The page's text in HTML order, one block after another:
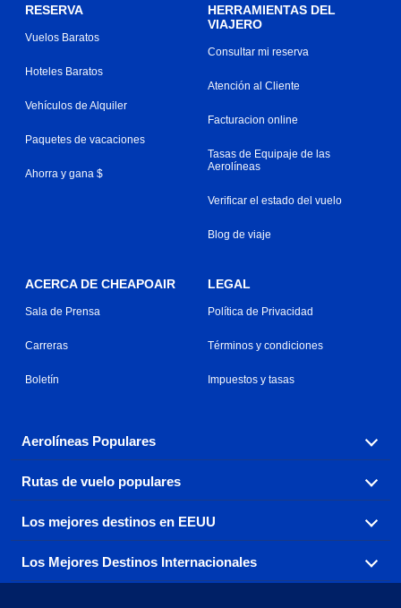
RESERVA
Vuelos Baratos
Hoteles Baratos
Vehículos de Alquiler
Paquetes de vacaciones
Ahorra y gana $
HERRAMIENTAS DEL
VIAJERO
Consultar mi reserva
Atención al Cliente
Facturacion online
Tasas de Equipaje de las
Aerolíneas
Verificar el estado del vuelo
Blog de viaje
ACERCA DE CHEAPOAIR
Sala de Prensa
Carreras
Boletín
LEGAL
Política de Privacidad
Términos y condiciones
Impuestos y tasas
Aerolíneas Populares
Explora nuestras opciones de tarifas aéreas baratas por
aerolínea, con más de 500 opciones para elegir.
Aeromexico
Air France Alaska Airlines
Rutas de vuelo populares
Reserva una de nuestras rutas de vuelo más populares
con tres sencillos clics.
Los mejores destinos en EEUU
Encuentra boletos de avión baratos a destinos
populares de los EEUU de costa a costa.
Los Mejores Destinos Internacionales